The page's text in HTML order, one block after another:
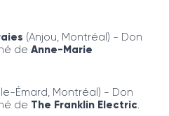
(Anjou, Montréal) - Don
de Anne-Marie
Émard, Montréal) - Don
de The Franklin Electric.